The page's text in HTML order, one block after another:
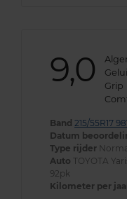
9,0
Grip
Band 215/55R17
Datum
Type rijder
Auto TOYOTA
92pk
Kilometer per